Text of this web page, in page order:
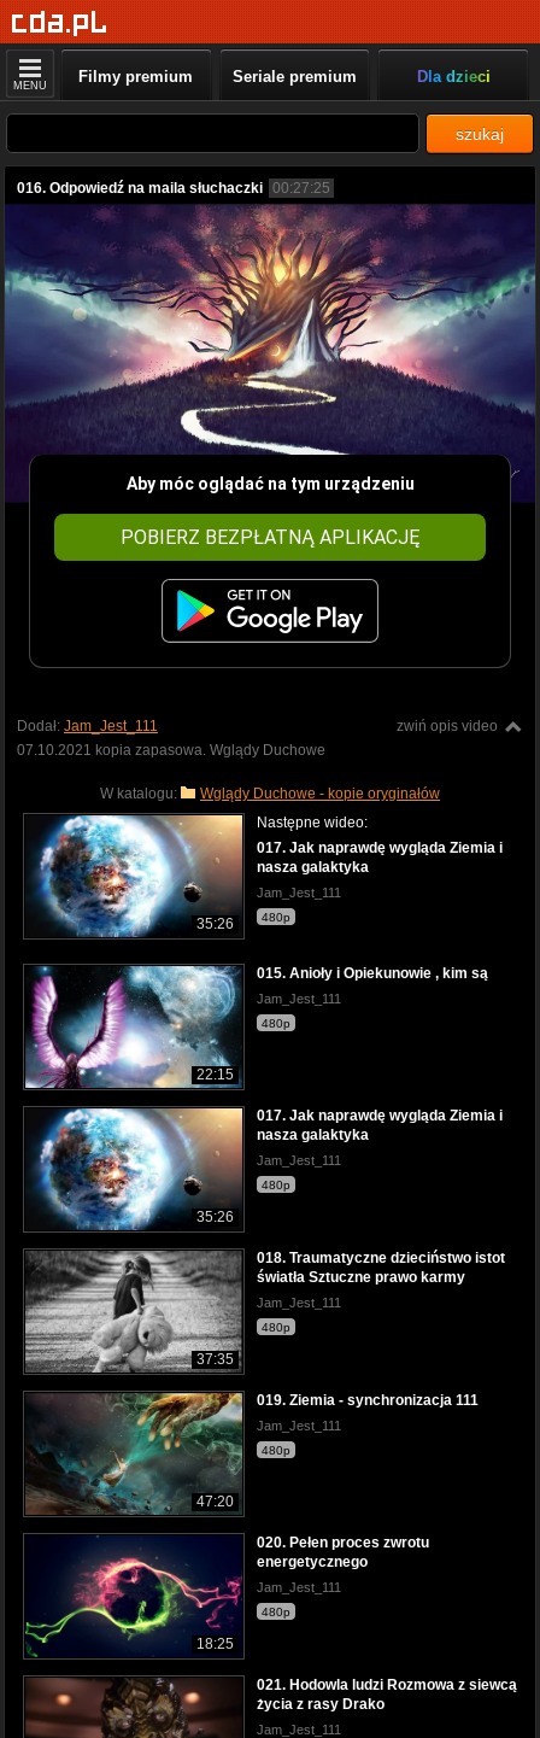
MENU Filmy premium Seriale premium Dla dzieci
szukaj
016. Odpowiedź na maila słuchaczki 00:27:25
Aby móc oglądać na tym urządzeniu
POBIERZ BEZPŁATNĄ APLIKACJĘ
zwiń opis video
Dodał: Jam_Jest_111
07.10.2021 kopia zapasowa. Wglądy Duchowe
W katalogu: Wglądy Duchowe - kopie oryginałów
35:26
Następne wideo:
017. Jak naprawdę wygląda Ziemia i
nasza galaktyka
Jam_Jest_111
480p
22:15
015. Anioły i Opiekunowie , kim są
Jam_Jest_111
480p
35:26
017. Jak naprawdę wygląda Ziemia i
nasza galaktyka
Jam_Jest_111
480p
37:35
018. Traumatyczne dzieciństwo istot
światła Sztuczne prawo karmy
Jam_Jest_111
480p
47:20
019. Ziemia - synchronizacja 111
Jam_Jest_111
480p
18:25
020. Pełen proces zwrotu
energetycznego
Jam_Jest_111
480p
021. Hodowla ludzi Rozmowa z siewcą
życia z rasy Drako
Jam_Jest_111